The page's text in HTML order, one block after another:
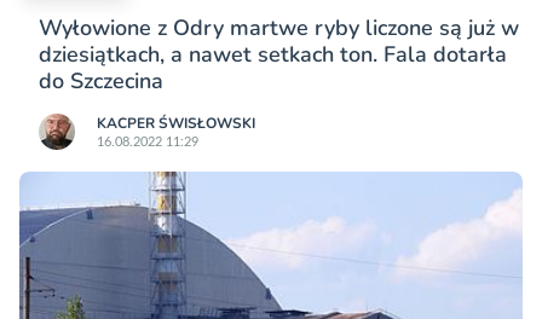
Wyłowione z Odry martwe ryby liczone są już w
dziesiątkach, a nawet setkach ton. Fala dotarła
do Szczecina
KACPER ŚWISŁO­WSKI
16.08.2022 11:29